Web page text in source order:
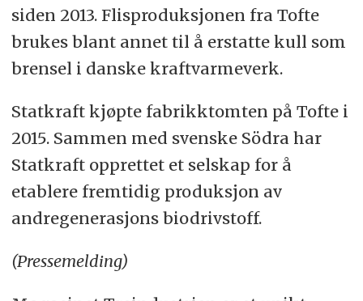
siden 2013. Flisproduksjonen fra Tofte
brukes blant annet til å erstatte kull som
brensel i danske kraftvarmeverk.
Statkraft kjøpte fabrikktomten på Tofte i
2015. Sammen med svenske Södra har
Statkraft opprettet et selskap for å
etablere fremtidig produksjon av
andregenerasjons biodrivstoff.
(Pressemelding)